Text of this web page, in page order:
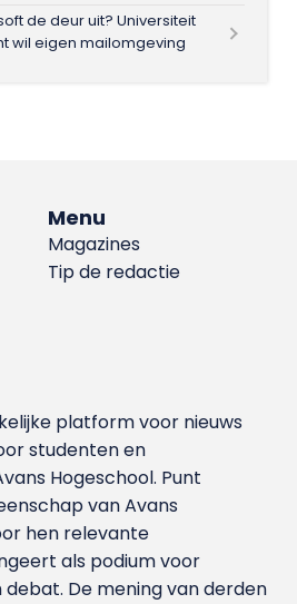
de deur uit? Universiteit
wil eigen mailomgeving
Menu
Magazines
Tip de redactie
platform voor nieuws
studenten en
Hoge­school. Punt
van Avans
hen relevante
als podium voor
De mening van derden